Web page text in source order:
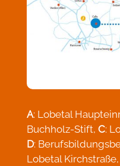
A: Lobetal
Buchholz-Stift, C:
D:
Lobetal Kirchstraße,